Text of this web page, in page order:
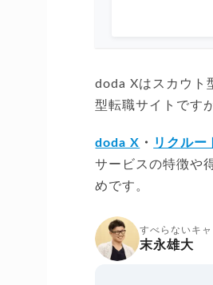
doda Xはスカウト
型転職サイトです
doda X ・
リクルー
サービスの特徴や
めです。
すべらないキ
末永雄大